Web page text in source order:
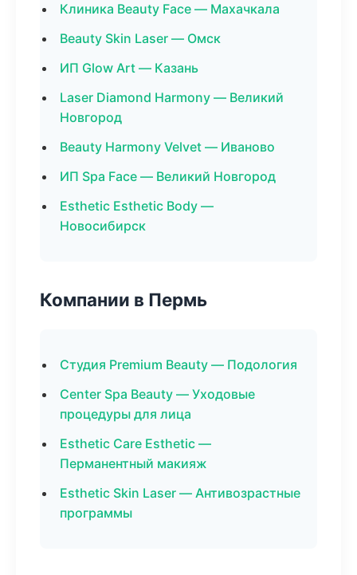
Клиника Beauty Face — Махачкала
Beauty Skin Laser — Омск
ИП Glow Art — Казань
Laser Diamond Harmony — Великий
Новгород
Beauty Harmony Velvet — Иваново
ИП Spa Face — Великий Новгород
Esthetic Esthetic Body —
Новосибирск
Компании в Пермь
Студия Premium Beauty — Подология
Center Spa Beauty — Уходовые
процедуры для лица
Esthetic Care Esthetic —
Перманентный макияж
Esthetic Skin Laser — Антивозрастные
программы